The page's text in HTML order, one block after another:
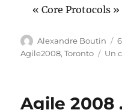
« Core Protocols
Auteur
Alexandre Boutin
Agile2008,Toronto Un
Agile 2008